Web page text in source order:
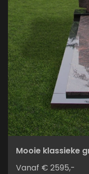
Mooie klassieke
Vanaf € 2595,-